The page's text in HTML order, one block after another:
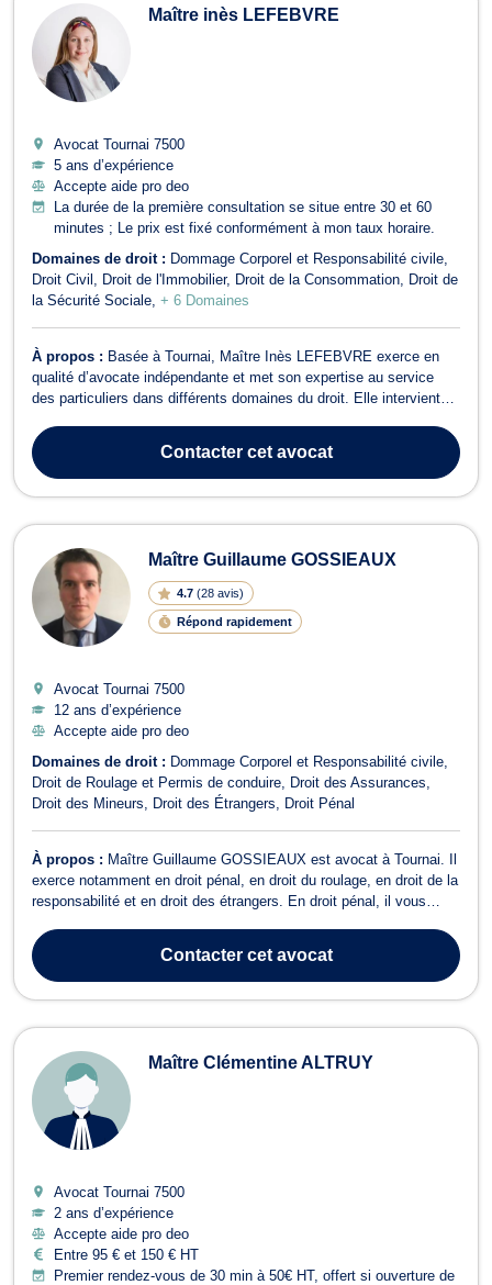
Maître inès LEFEBVRE
Avocat Tournai 7500
5 ans d’expérience
Accepte aide pro deo
La durée de la première consultation se situe entre 30 et 60
minutes ; Le prix est fixé conformément à mon taux horaire.
Domaines de droit : Dommage Corporel et Responsabilité civile
Droit Civil
Droit de l'Immobilier Droit de la Consommation
Droit de
la Sécurité Sociale + 6 Domaines
À propos : Basée à Tournai, Maître Inès LEFEBVRE exerce en
qualité d’avocate indépendante et met son expertise au service
des particuliers dans différents domaines du droit. Elle intervient
circulation, conduite en état d'ivresse, sous stupéfiants, délit de
fuite,...) ;En dro...
Contactercet avocat
Maître Guillaume GOSSIEAUX
4.7 (28 avis)
Répond rapidement
Avocat Tournai 7500
12 ans d’expérience
Accepte aide pro deo
Domaines de droit : Dommage Corporel et Responsabilité civile
Droit de Roulage et Permis de conduire
Droit des Assurances
Droit des Mineurs
Droit des Étrangers Droit Pénal
À propos : Maître Guillaume GOSSIEAUX est avocat à Tournai. Il
exerce notamment en droit pénal, en droit du roulage, en droit de la
responsabilité et en droit des étrangers. En droit pénal, il vous
délictuelles ainsi que pour des faits de dépôt de plainte, garde à
vue (loi S...
Contactercet avocat
Maître Clémentine ALTRUY
Avocat Tournai 7500
2 ans d’expérience
Accepte aide pro deo
Entre 95 € et 150 € HT
Premier rendez-vous de 30 min à 50€ HT, offert si ouverture de